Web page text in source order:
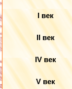
I век
II век
IV век
V век